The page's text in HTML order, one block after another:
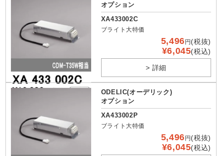
オプション
XA433002C
ブライト大特価
5,496円(税抜)
¥6,045(税込)
> 詳細
ODELIC(オーデリック)
オプション
XA433002P
ブライト大特価
5,496円(税抜)
¥6,045(税込)